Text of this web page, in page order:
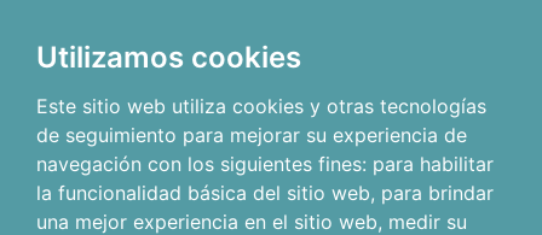
Utilizamos cookies
Este sitio web utiliza cookies y otras tecnologías
de seguimiento para mejorar su experiencia de
navegación con los siguientes fines: para habilitar
la funcionalidad básica del sitio web, para brindar
una mejor experiencia en el sitio web, medir su